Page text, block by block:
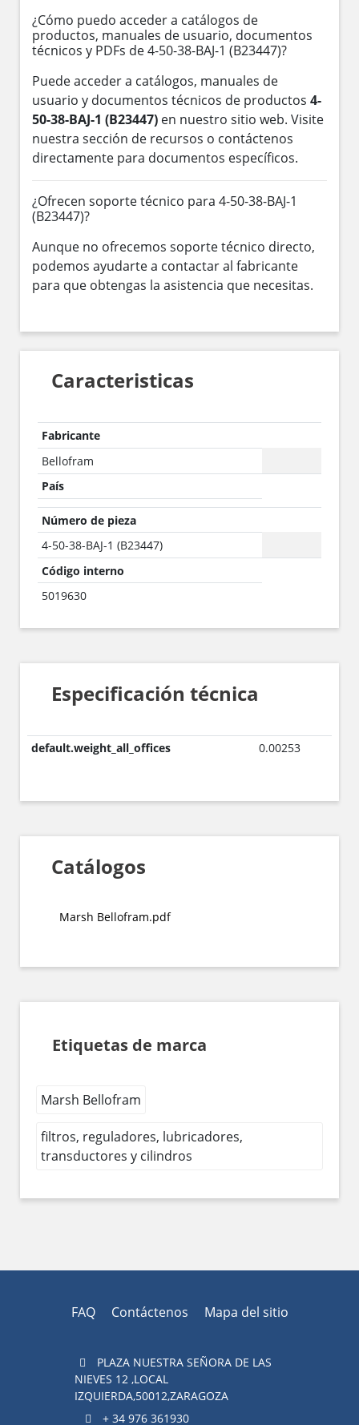
¿Cómo puedo acceder a catálogos de
productos, manuales de usuario, documentos
técnicos y PDFs de 4-50-38-BAJ-1 (B23447)?
Puede acceder a catálogos, manuales de
usuario y documentos técnicos de productos 4-
50-38-BAJ-1 (B23447) en nuestro sitio web. Visite
nuestra sección de recursos o contáctenos
directamente para documentos específicos.
¿Ofrecen soporte técnico para 4-50-38-BAJ-1
(B23447)?
Aunque no ofrecemos soporte técnico directo,
podemos ayudarte a contactar al fabricante
para que obtengas la asistencia que necesitas.
Caracteristicas
Fabricante
Bellofram
País
Número de pieza
4-50-38-BAJ-1 (B23447)
Código interno
5019630
Especificación técnica
default.weight_all_offices 0.00253
Catálogos
Marsh Bellofram.pdf
Etiquetas de marca
Marsh Bellofram
filtros, reguladores, lubricadores,
transductores y cilindros
FAQ Contáctenos Mapa del sitio
PLAZA NUESTRA SEÑORA DE LAS
NIEVES 12 ,LOCAL
IZQUIERDA,50012,ZARAGOZA
+ 34 976 361930